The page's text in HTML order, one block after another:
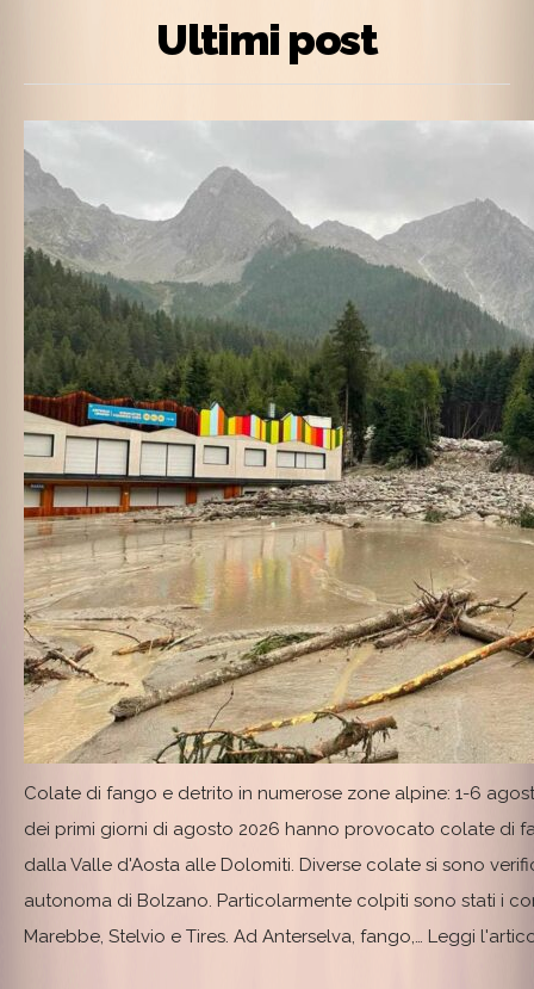
Ultimi post
Colate di fango e detrito in numerose zone alpine: 1-6
dei primi giorni di agosto 2026 hanno provocato colate di
dalla Valle d'Aosta alle Dolomiti. Diverse colate si sono
autonoma di Bolzano. Particolarmente colpiti sono stati i
Marebbe, Stelvio e Tires. Ad Anterselva, fango,… Leggi